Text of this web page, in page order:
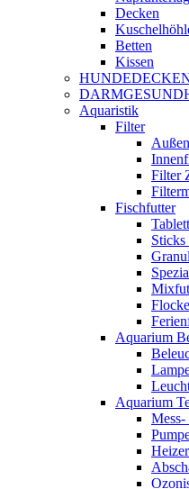
Decken
Betten
Kissen
Aquaristik
Filter
Filter
Fischfutter
Aquarium
Aquarium
Heizer